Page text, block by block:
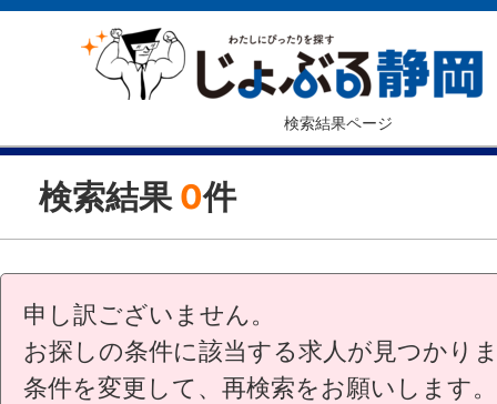
検索結果ページ
検索結果 0件
申し訳ございません。
お探しの条件に該当する求人が見つかり
条件を変更して、再検索をお願いします。